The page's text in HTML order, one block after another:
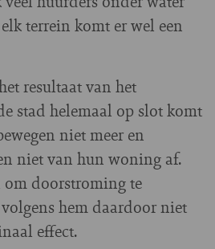
terrein komt er wel een
resultaat van het
stad helemaal op slot komt
niet meer en
niet van hun woning af.
doorstroming te
hem daardoor niet
effect.